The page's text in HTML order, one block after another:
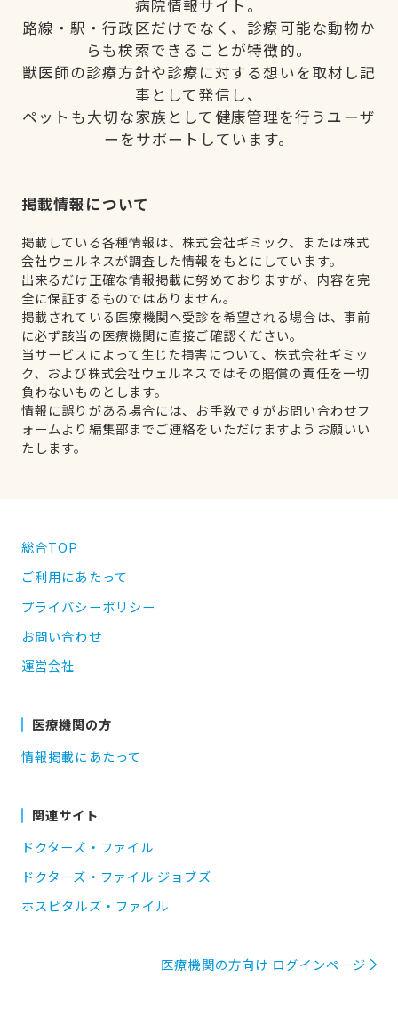
病院情報サイト。
路線・駅・行政区だけでなく、診療可能な動物か
らも検索できることが特徴的。
獣医師の診療方針や診療に対する想いを取材し記
事として発信し、
ペットも大切な家族として健康管理を行うユーザ
ーをサポートしています。
掲載情報について
掲載している各種情報は、株式会社ギミック、または株式
会社ウェルネスが調査した情報をもとにしています。
出来るだけ正確な情報掲載に努めておりますが、内容を完
全に保証するものではありません。
掲載されている医療機関へ受診を希望される場合は、事前
に必ず該当の医療機関に直接ご確認ください。
当サービスによって生じた損害について、株式会社ギミッ
ク、および株式会社ウェルネスではその賠償の責任を一切
負わないものとします。
情報に誤りがある場合には、お手数ですがお問い合わせフ
ォームより編集部までご連絡をいただけますようお願いい
たします。
総合TOP
ご利用にあたって
プライバシーポリシー
お問い合わせ
運営会社
医療機関の方
情報掲載にあたって
関連サイト
ドクターズ・ファイル
ドクターズ・ファイル ジョブズ
ホスピタルズ・ファイル
医療機関の方向け ログインページ